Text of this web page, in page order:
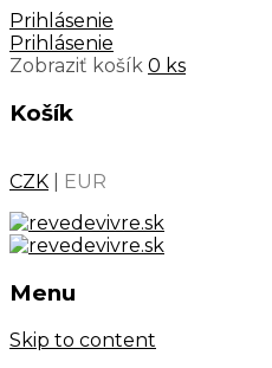
Prihlásenie
Prihlásenie
Zobraziť košík 0 ks
Košík
CZK EUR
Menu
Skip to content